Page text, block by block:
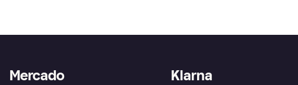
Klarna
Mercado